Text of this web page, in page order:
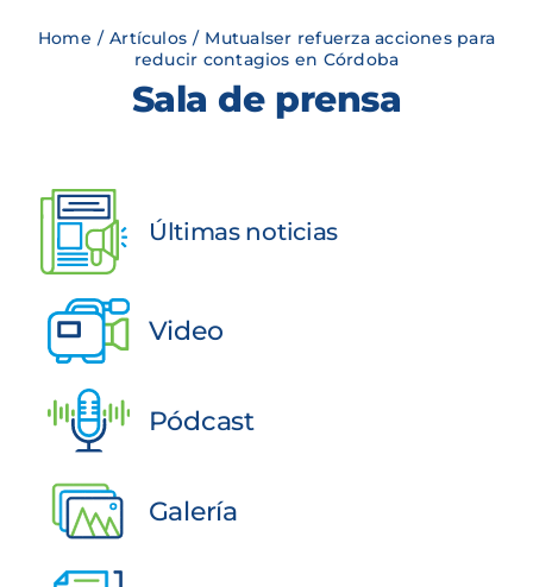
Consulta tus servicios
Programas de Gestión del Riesgo
Ser Prestador
Contacto
SIGIRES
Home / Artículos / Mutualser refuerza acciones para
reducir contagios en Córdoba
Sala de prensa
Últimas noticias
Video
Pódcast
Galería